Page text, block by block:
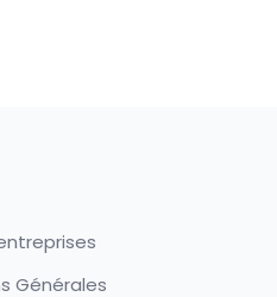
Générales